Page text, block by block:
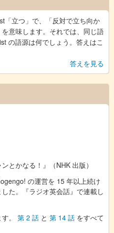
「立つ」で、「反対で立ち向か
意味します。それでは、同じ語
の語源は何でしょう。答えはこ
答えを見る
とかなる！』（NHK 出版）
の運営を 15 年以上続け
た。『ラジオ英会話』で連載し
。 第 2 話 と 第 14 話 をすべて